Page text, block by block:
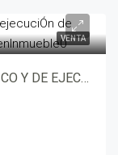
VENTA
SOLAR EN ESQUINA, CON PROY. BASICO Y DE EJECUCIÓN DE RESIDENCIAL EN ALTURA, CERCA DEL PAU – d341-11051